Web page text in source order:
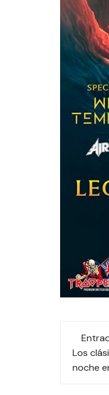
de
Los
noche